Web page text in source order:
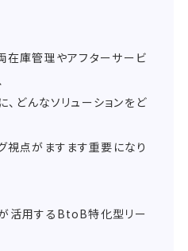
在庫管理やアフターサービ
どんなソリューションをど
視点がますます重要になり
活用するBtoB特化型リー